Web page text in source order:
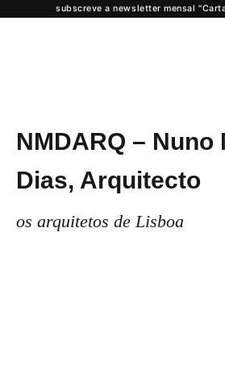
NMDARQ – Nuno
Dias, Arquitecto
os arquitetos de Lisboa
subscreve a newsletter mensal